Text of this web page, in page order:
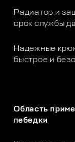
Радиатор и
срок службы
Надежные
быстрое и
Область
лебедки